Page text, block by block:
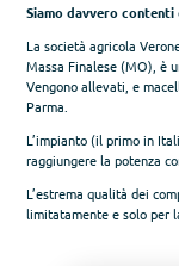
Siamo davvero
La società agricola
Massa Finalese (MO), è
Vengono allevati, e
Parma.
L’impianto (il primo in
raggiungere la potenza
L’estrema qualità dei
limitatamente e solo per